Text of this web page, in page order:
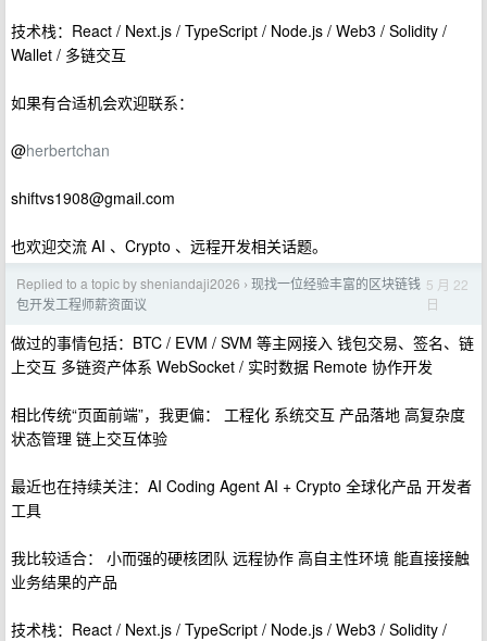
技术栈：React / Next.js / TypeScript / Node.js / Web3 / Solidity /
Wallet / 多链交互
如果有合适机会欢迎联系：
@herbertchan
shiftvs1908@gmail.com
也欢迎交流 AI 、Crypto 、远程开发相关话题。
Replied to a topic by sheniandaji2026 › 现找一位经验丰富的区块链钱
包开发工程师薪资面议
5 月 22
日
做过的事情包括：BTC / EVM / SVM 等主网接入 钱包交易、签名、链
上交互 多链资产体系 WebSocket / 实时数据 Remote 协作开发
相比传统“页面前端”，我更偏： 工程化 系统交互 产品落地 高复杂度
状态管理 链上交互体验
最近也在持续关注：AI Coding Agent AI + Crypto 全球化产品 开发者
工具
我比较适合： 小而强的硬核团队 远程协作 高自主性环境 能直接接触
业务结果的产品
技术栈：React / Next.js / TypeScript / Node.js / Web3 / Solidity /